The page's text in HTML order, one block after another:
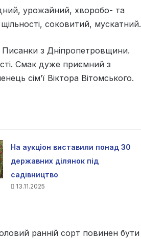
урожайний, хворобо- та
соковитий, мускатний.
Писанки з Дніпропетровщини.
Смак дуже приємний з
сім’ї Віктора Вітомського.
На аукціон виставили понад 30
державних ділянок під
садівництво
13.11.2025
ранній сорт повинен бути